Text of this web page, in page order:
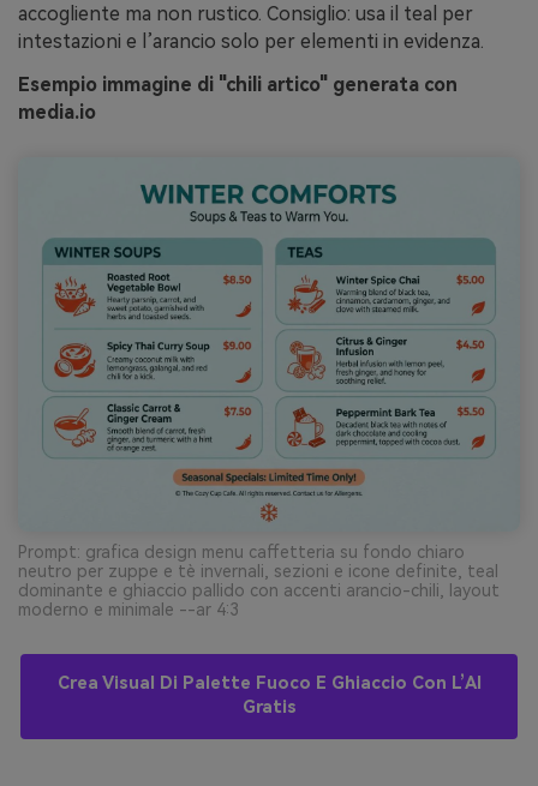
accogliente ma non rustico. Consiglio: usa il teal per
intestazioni e l’arancio solo per elementi in evidenza.
Esempio immagine di "chili artico" generata con
media.io
Prompt: grafica design menu caffetteria su fondo chiaro
neutro per zuppe e tè invernali, sezioni e icone definite, teal
dominante e ghiaccio pallido con accenti arancio-chili, layout
moderno e minimale --ar 4:3
Crea Visual Di Palette Fuoco E Ghiaccio Con L’AI
Gratis